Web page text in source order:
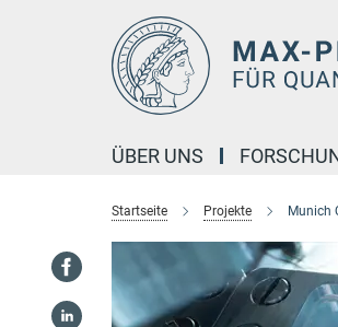
ÜBER UNS
Startseite Projekte Munich